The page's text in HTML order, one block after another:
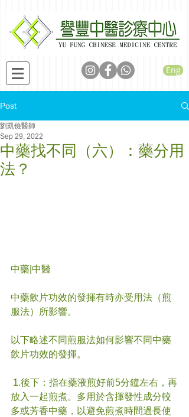
Eng
Post
中藥找不同（六）：藥分用
法？
劉凱儉醫師
Sep 29, 2022
中藥|中醫
中藥飲片功效的發揮有時亦受用法（煎
服法）所影響。
以下略述不同煎服法如何影響不同中藥
飲片功效的發揮。
放入一起煎煮。多用於含揮發性成分較
多或芳香中藥，以避免煎煮時間過長使